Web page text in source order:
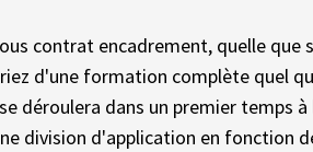
contrat encadrement, quelle
d'une formation complète quel
déroulera dans un premier temps
division d'application en fonction